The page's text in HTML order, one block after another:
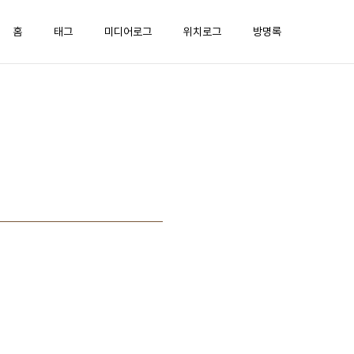
홈 태그 미디어로그 위치로그 방명록